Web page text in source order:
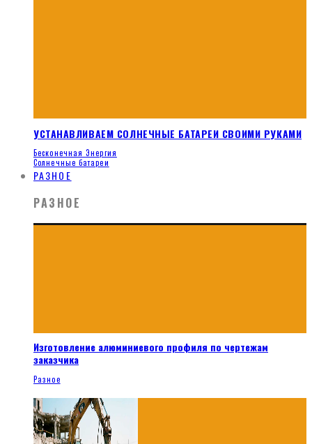
УСТАНАВЛИВАЕМ СОЛНЕЧНЫЕ БАТАРЕИ СВОИМИ РУКАМИ
Бесконечная Энергия
Солнечные батареи
РАЗНОЕ
РАЗНОЕ
Изготовление алюминиевого профиля по чертежам
заказчика
Разное